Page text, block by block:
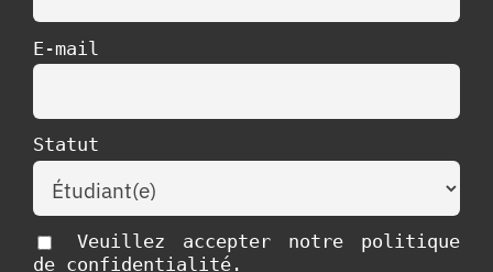
E-mail
Statut
Veuillez accepter notre politique
de confidentialité.